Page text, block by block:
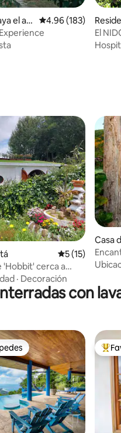
evaluaciones
el ar
Calificación
4.96 (183)
El
evaluacionesCalificación
5 (15)
'Hobbit' cerca a
· Decoración
Casa
al
con
De